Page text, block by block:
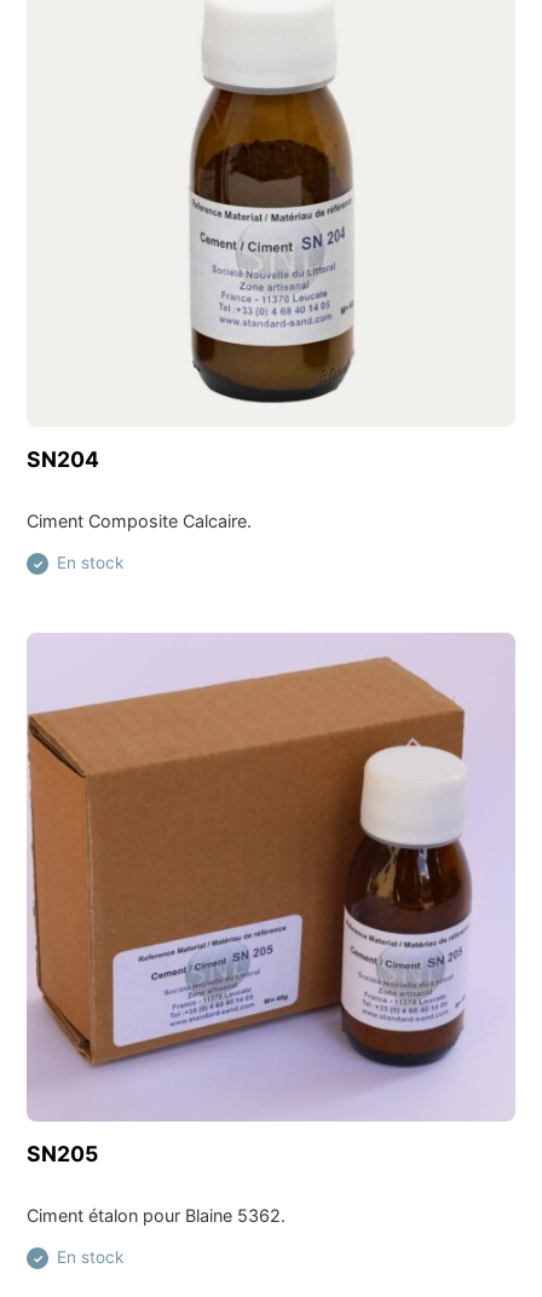
SN204
Ciment Composite Calcaire.
✓ En stock
SN205
Ciment étalon pour Blaine 5362.
✓ En stock